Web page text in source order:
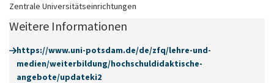
Zentrale Universitätseinrichtungen
Weitere Informationen
https://www.uni-potsdam.de/de/zfq/lehre-und-
medien/weiterbildung/hochschuldidaktische-
angebote/updateki2